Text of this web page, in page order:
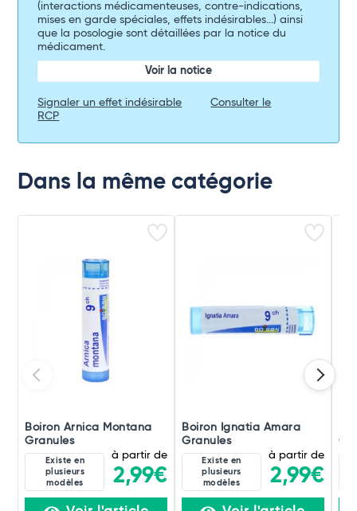
(interactions médicamenteuses, contre-indications,
mises en garde spéciales, effets indésirables...) ainsi
que la posologie sont détaillées par la notice du
médicament.
Voir la notice
Signaler un effet indésirable
Consulter le
RCP
Dans la même catégorie
Boiron Arnica Montana
Granules
Existe en
plusieurs
modèles
à partir de
2,99€
Boiron Ignatia Amara
Granules
Existe en
plusieurs
modèles
à partir de
2,99€